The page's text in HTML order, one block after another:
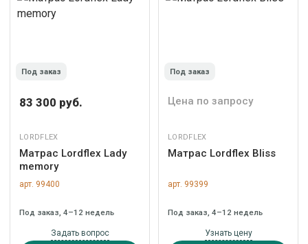
Под заказ
83 300 руб.
LORDFLEX
Матрас Lordflex Lady
memory
арт. 99400
Под заказ, 4–12 недель
Задать вопрос
Под заказ
Цена по запросу
LORDFLEX
Матрас Lordflex Bliss
арт. 99399
Под заказ, 4–12 недель
Узнать цену